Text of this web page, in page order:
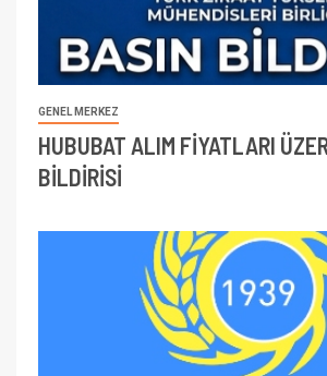
GENEL MERKEZ
HUBUBAT ALIM FİYATLARI
BİLDİRİSİ